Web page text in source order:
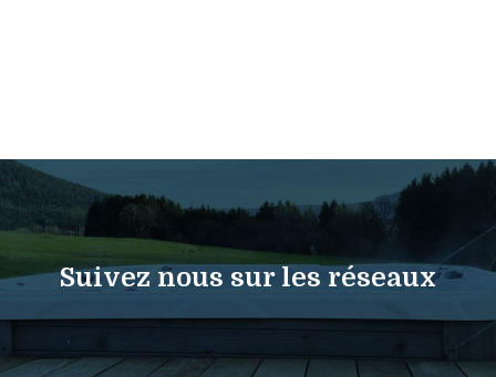
Suivez nous sur les réseaux